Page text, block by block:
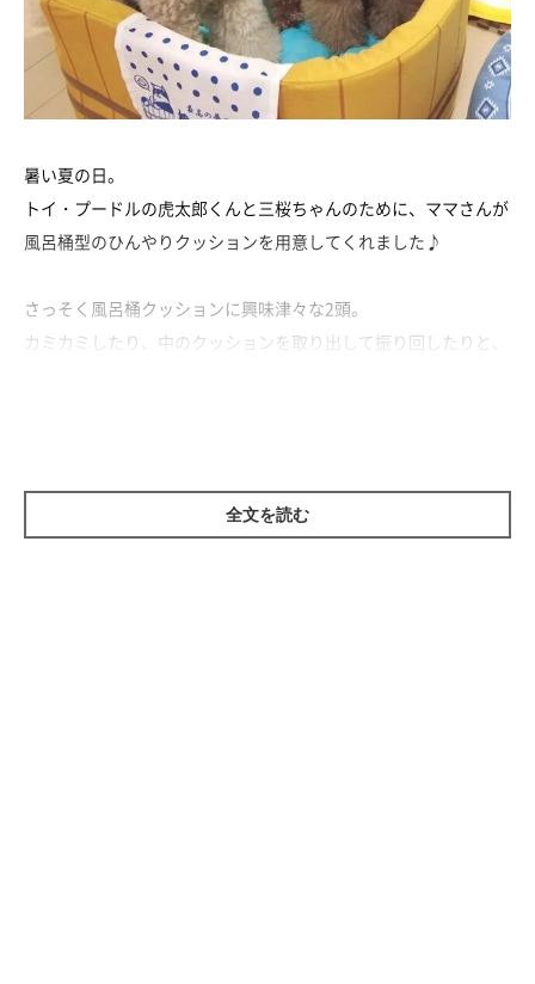
暑い夏の日。
トイ・プードルの虎太郎くんと三桜ちゃんのために、ママさんが
風呂桶型のひんやりクッションを用意してくれました♪
さっそく風呂桶クッションに興味津々な2頭。
カミカミしたり、中のクッションを取り出して振り回したりと、
全文を読む